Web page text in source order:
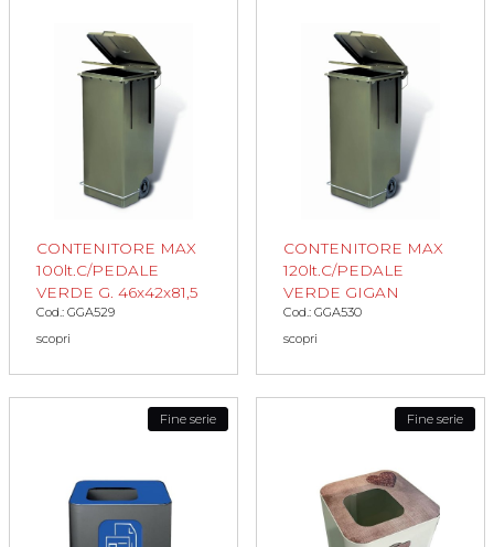
CONTENITORE MAX
100lt.C/PEDALE
VERDE G. 46x42x81,5
Cod.: GGA529
scopri
CONTENITORE MAX
120lt.C/PEDALE
VERDE GIGAN
Cod.: GGA530
scopri
Fine serie Fine serie